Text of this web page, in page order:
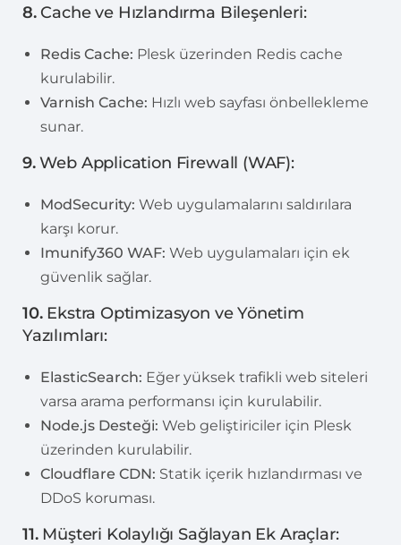
8. Cache ve Hızlandırma Bileşenleri:
Redis Cache: Plesk üzerinden Redis cache
kurulabilir.
Varnish Cache: Hızlı web sayfası önbellekleme
sunar.
9.Web Application Firewall (WAF):
ModSecurity: Web uygulamalarını saldırılara
karşı korur.
Imunify360 WAF: Web uygulamaları için ek
güvenlik sağlar.
10. Ekstra Optimizasyon ve Yönetim
Yazılımları:
ElasticSearch: Eğer yüksek trafikli web siteleri
varsa arama performansı için kurulabilir.
Node.js Desteği: Web geliştiriciler için Plesk
üzerinden kurulabilir.
Cloudflare CDN: Statik içerik hızlandırması ve
DDoS koruması.
11. Müşteri Kolaylığı Sağlayan Ek Araçlar: